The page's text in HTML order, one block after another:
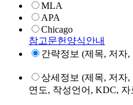
MLA
APA
Chicago
참고문헌양식안내
간략정보 (제목, 저자,
상세정보 (제목, 저자
연도, 작성언어, KDC,